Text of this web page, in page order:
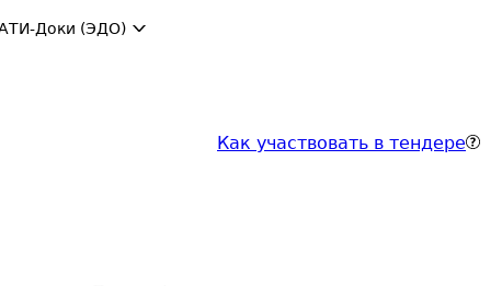
Доки (ЭДО)
Как участвовать в тендере